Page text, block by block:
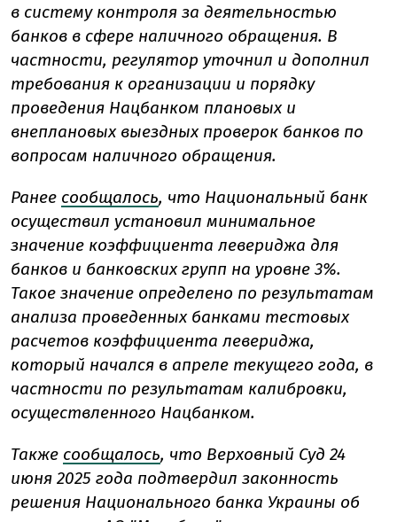
в систему контроля за деятельностью
банков в сфере наличного обращения. В
частности, регулятор уточнил и дополнил
требования к организации и порядку
проведения Нацбанком плановых и
внеплановых выездных проверок банков по
вопросам наличного обращения.
Ранее сообщалось, что Национальный банк
осуществил установил минимальное
значение коэффициента левериджа для
банков и банковских групп на уровне 3%.
Такое значение определено по результатам
анализа проведенных банками тестовых
расчетов коэффициента левериджа,
который начался в апреле текущего года, в
частности по результатам калибровки,
осуществленного Нацбанком.
Также сообщалось, что Верховный Суд 24
июня 2025 года подтвердил законность
решения Национального банка Украины об